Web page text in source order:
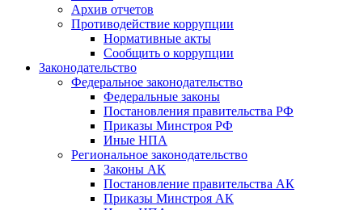
Архив отчетов
Противодействие коррупции
Нормативные акты
Сообщить о коррупции
Законодательство
Федеральное законодательство
Федеральные законы
Постановления правительства РФ
Приказы Минстроя РФ
Иные НПА
Региональное законодательство
Законы АК
Постановление правительства АК
Приказы Минстроя АК